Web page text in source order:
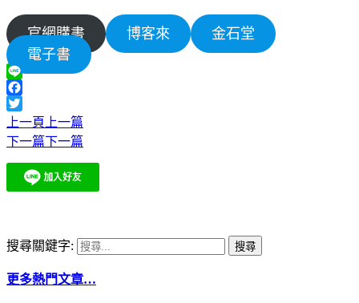
官網購書 博客來
金石堂
電子書
Line
Facebook
Twitter
上一頁 上一篇
下一篇下一篇
搜尋關鍵字:
更多熱門文章…